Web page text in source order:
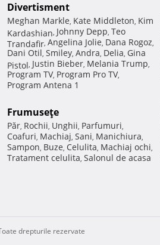
Divertisment
Meghan Markle, Kate Middleton, Kim
Kardashian, Johnny Depp, Teo
Trandafir, Angelina Jolie, Dana Rogoz,
Dani Otil, Smiley, Andra, Delia, Gina
Pistol, Justin Bieber, Melania Trump,
Program TV, Program Pro TV,
Program Antena 1
Frumuseţe
Păr, Rochii, Unghii, Parfumuri,
Coafuri, Machiaj, Sani, Manichiura,
Sampon, Buze, Celulita, Machiaj ochi,
Tratament celulita, Salonul de acasa
drepturile rezervate